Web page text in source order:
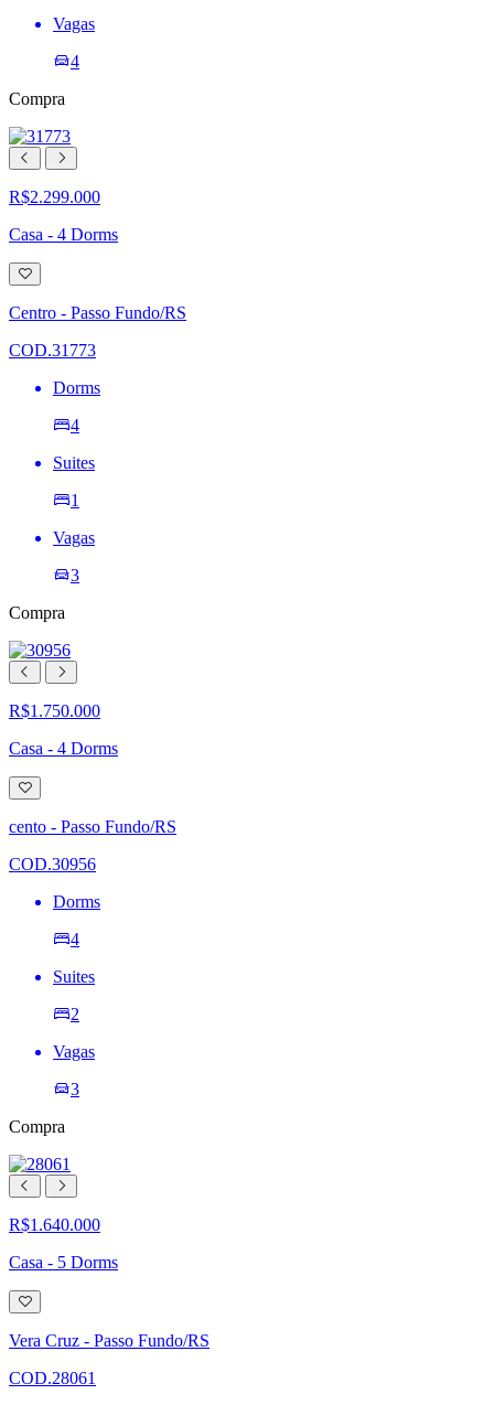
Vagas
4
Compra
R$2.299.000
Casa - 4 Dorms
Adicionar
à
lista
de
Centro - Passo Fundo/RS
COD.31773
Dorms
4
Suites
1
Vagas
3
Compra
R$1.750.000
Casa - 4 Dorms
Adicionar
à
lista
de
cento - Passo Fundo/RS
COD.30956
Dorms
4
Suites
2
Vagas
3
Compra
R$1.640.000
Casa - 5 Dorms
Adicionar
à
lista
de
Vera Cruz - Passo Fundo/RS
COD.28061